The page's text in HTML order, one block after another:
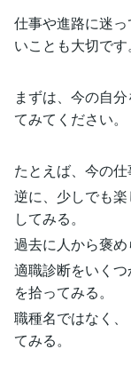
仕事や進路に迷
いことも大切です。
まずは、今の自
てみてください。
たとえば、今の
逆に、少しでも
してみる。
過去に人から褒め
適職診断をいく
を拾ってみる。
職種名ではなく
てみる。